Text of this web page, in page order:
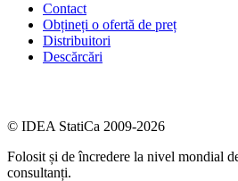
Contact
Obțineți o ofertă de preț
Distribuitori
Descărcări
© IDEA StatiCa 2009-2026
Folosit și de încredere la nivel mondial
consultanți.